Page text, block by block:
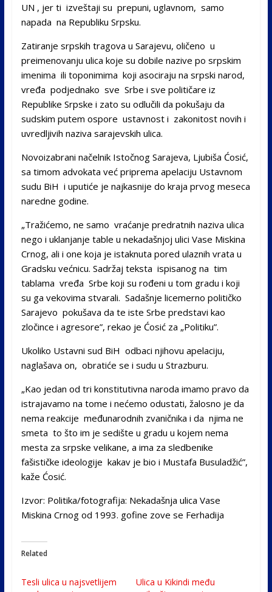
UN , jer ti izveštaji su prepuni, uglavnom, samo
napada na Republiku Srpsku.
Zatiranje srpskih tragova u Sarajevu, oličeno u
preimenovanju ulica koje su dobile nazive po srpskim
imenima ili toponimima koji asociraju na srpski narod,
vređa podjednako sve Srbe i sve političare iz
Republike Srpske i zato su odlučili da pokušaju da
sudskim putem ospore ustavnost i zakonitost novih i
uvredljivih naziva sarajevskih ulica.
Novoizabrani načelnik Istočnog Sarajeva, Ljubiša Ćosić,
sa timom advokata već priprema apelaciju Ustavnom
sudu BiH i uputiće je najkasnije do kraja prvog meseca
naredne godine.
„Tražićemo, ne samo vraćanje predratnih naziva ulica
nego i uklanjanje table u nekadašnjoj ulici Vase Miskina
Crnog, ali i one koja je istaknuta pored ulaznih vrata u
Gradsku većnicu. Sadržaj teksta ispisanog na tim
tablama vređa Srbe koji su rođeni u tom gradu i koji
su ga vekovima stvarali. Sadašnje licemerno političko
Sarajevo pokušava da te iste Srbe predstavi kao
zločince i agresore”, rekao je Ćosić za „Politiku”.
Ukoliko Ustavni sud BiH odbaci njihovu apelaciju,
naglašava on, obratiće se i sudu u Strazburu.
„Kao jedan od tri konstitutivna naroda imamo pravo da
istrajavamo na tome i nećemo odustati, žalosno je da
nema reakcije međunarodnih zvaničnika i da njima ne
smeta to što im je sedište u gradu u kojem nema
mesta za srpske velikane, a ima za sledbenike
fašističke ideologije kakav je bio i Mustafa Busuladžić”,
kaže Ćosić.
Izvor: Politika/fotografija: Nekadašnja ulica Vase
Miskina Crnog od 1993. gofine zove se Ferhadija
Related
Tesli ulica u najsvetlijem
Ulica u Kikindi među